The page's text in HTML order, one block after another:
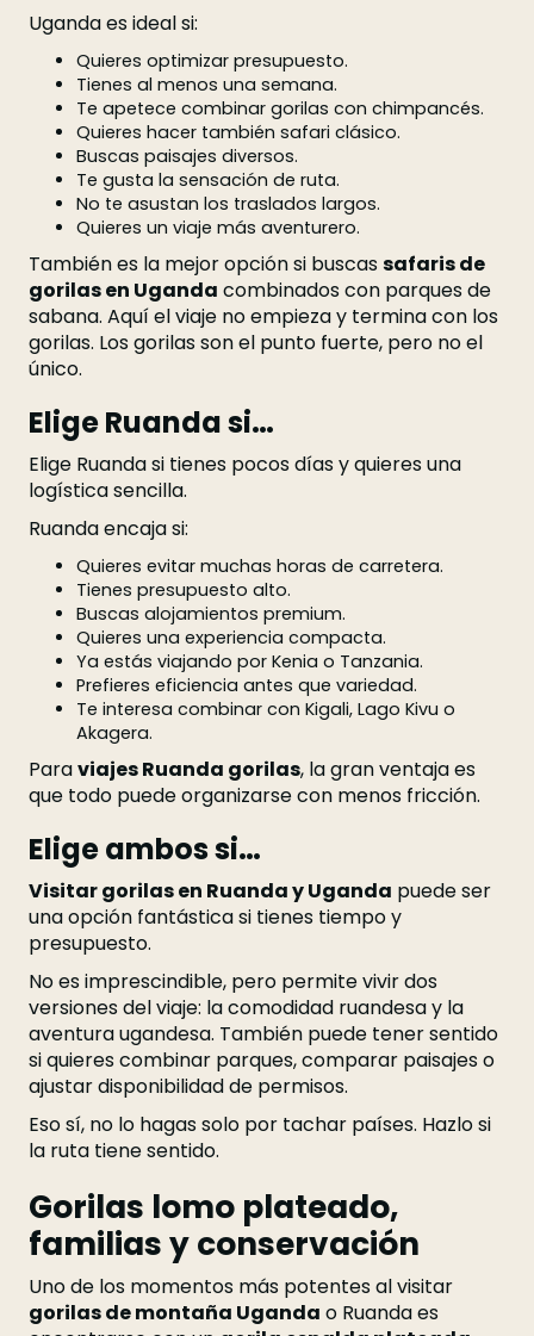
Uganda es ideal si:
Quieres optimizar presupuesto.
Tienes al menos una semana.
Te apetece combinar gorilas con chimpancés.
Quieres hacer también safari clásico.
Buscas paisajes diversos.
Te gusta la sensación de ruta.
No te asustan los traslados largos.
Quieres un viaje más aventurero.
También es la mejor opción si buscassafaris de
gorilas en Uganda combinados con parques de
sabana. Aquí el viaje no empieza y termina con los
gorilas. Los gorilas son el punto fuerte, pero no el
único.
Elige Ruanda si…
Elige Ruanda si tienes pocos días y quieres una
logística sencilla.
Ruanda encaja si:
Quieres evitar muchas horas de carretera.
Tienes presupuesto alto.
Buscas alojamientos premium.
Quieres una experiencia compacta.
Ya estás viajando por Kenia o Tanzania.
Prefieres eficiencia antes que variedad.
Te interesa combinar con Kigali, Lago Kivu o
Akagera.
Paraviajes Ruanda gorilas, la gran ventaja es
que todo puede organizarse con menos fricción.
Elige ambos si…
Visitar gorilas en Ruanda y Uganda puede ser
una opción fantástica si tienes tiempo y
presupuesto.
No es imprescindible, pero permite vivir dos
versiones del viaje: la comodidad ruandesa y la
aventura ugandesa. También puede tener sentido
si quieres combinar parques, comparar paisajes o
ajustar disponibilidad de permisos.
Eso sí, no lo hagas solo por tachar países. Hazlo si
la ruta tiene sentido.
Gorilas lomo plateado,
familias y conservación
Uno de los momentos más potentes al visitar
gorilas de montaña Uganda o Ruanda es